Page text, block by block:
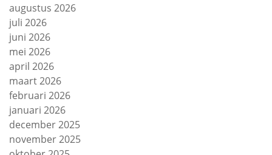
augustus 2026
juli 2026
juni 2026
mei 2026
april 2026
maart 2026
februari 2026
januari 2026
december 2025
november 2025